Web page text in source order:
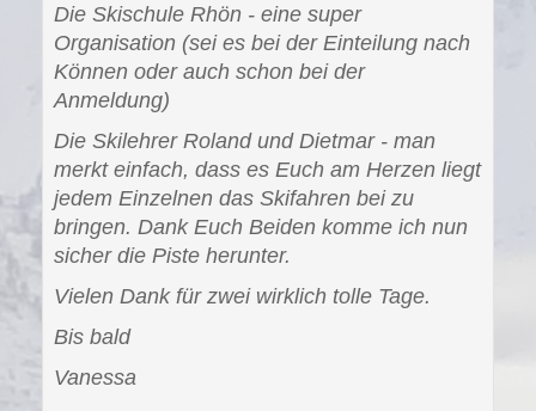
Die Skischule Rhön - eine super
Organisation (sei es bei der Einteilung nach
Können oder auch schon bei der
Anmeldung)
Die Skilehrer Roland und Dietmar - man
merkt einfach, dass es Euch am Herzen liegt
jedem Einzelnen das Skifahren bei zu
bringen. Dank Euch Beiden komme ich nun
sicher die Piste herunter.
Vielen Dank für zwei wirklich tolle Tage.
Bis bald
Vanessa